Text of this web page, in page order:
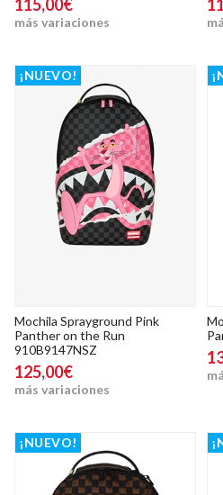
115,00€
más variaciones
¡NUEVO!
Mochila Sprayground Pink
Panther on the Run
910B9147NSZ
125,00€
más variaciones
¡NUEVO!